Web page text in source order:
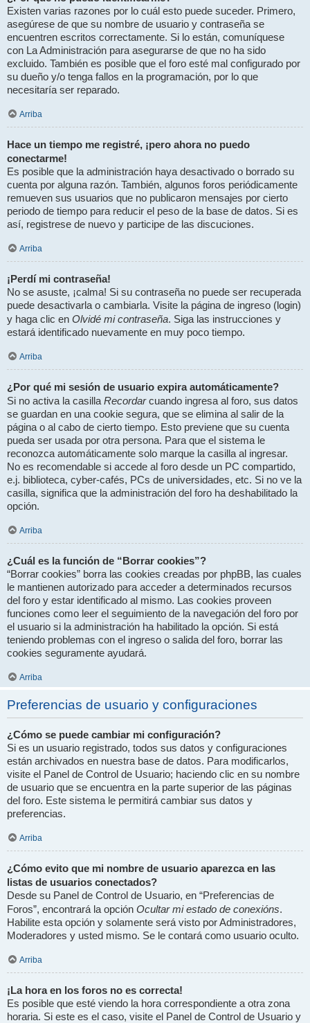
Existen varias razones por lo cuál esto puede suceder. Primero,
asegúrese de que su nombre de usuario y contraseña se
encuentren escritos correctamente. Si lo están, comuníquese
con La Administración para asegurarse de que no ha sido
excluido. También es posible que el foro esté mal configurado por
su dueño y/o tenga fallos en la programación, por lo que
necesitaría ser reparado.
Arriba
Hace un tiempo me registré, ¡pero ahora no puedo
conectarme!
Es posible que la administración haya desactivado o borrado su
cuenta por alguna razón. También, algunos foros periódicamente
remueven sus usuarios que no publicaron mensajes por cierto
periodo de tiempo para reducir el peso de la base de datos. Si es
así, registrese de nuevo y participe de las discuciones.
Arriba
¡Perdí mi contraseña!
No se asuste, ¡calma! Si su contraseña no puede ser recuperada
puede desactivarla o cambiarla. Visite la página de ingreso (login)
y haga clic en Olvidé mi contraseña. Siga las instrucciones y
estará identificado nuevamente en muy poco tiempo.
Arriba
¿Por qué mi sesión de usuario expira automáticamente?
Si no activa la casilla Recordarcuando ingresa al foro, sus datos
se guardan en una cookie segura, que se elimina al salir de la
página o al cabo de cierto tiempo. Esto previene que su cuenta
pueda ser usada por otra persona. Para que el sistema le
reconozca automáticamente solo marque la casilla al ingresar.
No es recomendable si accede al foro desde un PC compartido,
e.j. biblioteca, cyber-cafés, PCs de universidades, etc. Si no ve la
casilla, significa que la administración del foro ha deshabilitado la
opción.
Arriba
¿Cuál es la función de “Borrar cookies”?
“Borrar cookies” borra las cookies creadas por phpBB, las cuales
le mantienen autorizado para acceder a determinados recursos
del foro y estar identificado al mismo. Las cookies proveen
funciones como leer el seguimiento de la navegación del foro por
el usuario si la administración ha habilitado la opción. Si está
teniendo problemas con el ingreso o salida del foro, borrar las
cookies seguramente ayudará.
Arriba
Preferencias de usuario y configuraciones
¿Cómo se puede cambiar mi configuración?
Si es un usuario registrado, todos sus datos y configuraciones
están archivados en nuestra base de datos. Para modificarlos,
visite el Panel de Control de Usuario; haciendo clic en su nombre
de usuario que se encuentra en la parte superior de las páginas
del foro. Este sistema le permitirá cambiar sus datos y
preferencias.
Arriba
¿Cómo evito que mi nombre de usuario aparezca en las
listas de usuarios conectados?
Desde su Panel de Control de Usuario, en “Preferencias de
Foros”, encontrará la opción Ocultar mi estado de conexións.
Habilite esta opción y solamente será visto por Administradores,
Moderadores y usted mismo. Se le contará como usuario oculto.
Arriba
¡La hora en los foros no es correcta!
Es posible que esté viendo la hora correspondiente a otra zona
horaria. Si este es el caso, visite el Panel de Control de Usuario y